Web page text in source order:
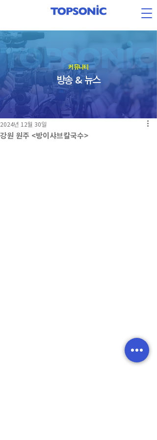
​커뮤니티
방송 & 뉴스
강원 원주 <방이샤브칼국수>
2024년 12월 30일